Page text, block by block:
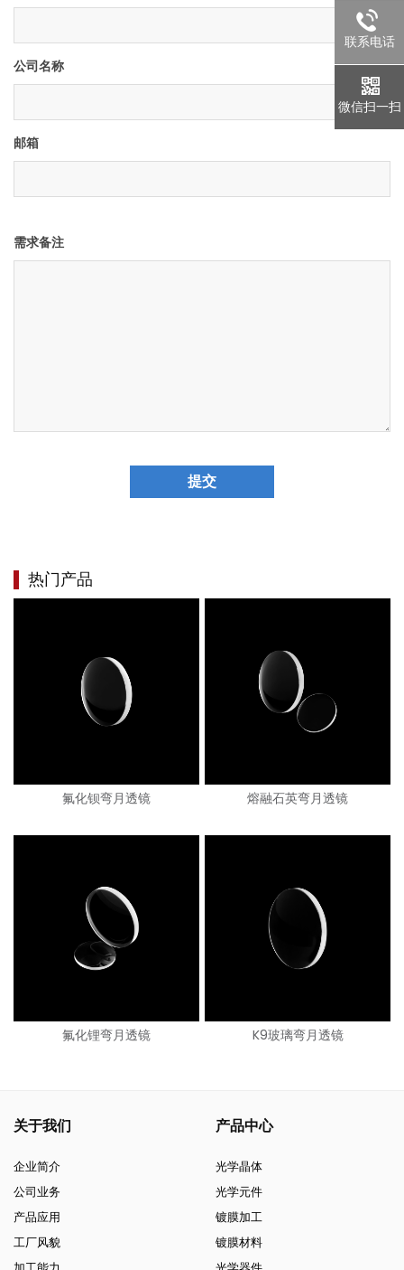
公司名称
邮箱
需求备注
提交
热门产品
氟化钡弯月透镜 熔融石英弯月透镜
氟化锂弯月透镜 K9玻璃弯月透镜
关于我们
企业简介
公司业务
产品应用
工厂风貌
产品中心
光学晶体
光学元件
镀膜加工
镀膜材料
联系电话
微信扫一扫